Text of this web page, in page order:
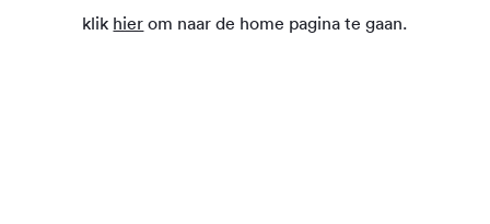
klik hier om naar de home pagina te gaan.